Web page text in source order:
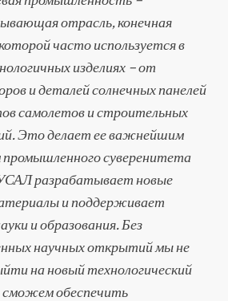
отрасль, конечная
часто используется в
изделиях – от
и деталей солнечных панелей
самолетов и строительных
Это делает ее важнейшим
суверенитета
разрабатывает новые
и поддерживает
и образования. Без
научных открытий мы не
на новый технологический
сможем обеспечить